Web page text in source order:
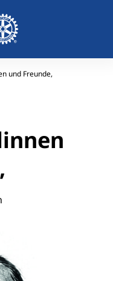
und Freunde,